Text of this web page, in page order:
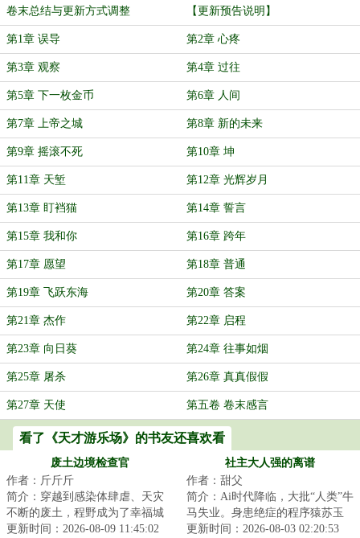
卷末总结与更新方式调整 【更新预告说明】
第1章 误导 第2章 心疼
第3章 观察 第4章 过往
第5章 下一枚金币 第6章 人间
第7章 上帝之城 第8章 新的未来
第9章 摇滚不死 第10章 坤
第11章 天堑 第12章 光辉岁月
第13章 盯裆猫 第14章 誓言
第15章 我和你 第16章 跨年
第17章 愿望 第18章 普通
第19章 飞跃东海 第20章 答案
第21章 杰作 第22章 启程
第23章 向日葵 第24章 往事如烟
第25章 屠杀 第26章 真真假假
第27章 天使 第五卷 卷末感言
看了《天才游乐场》的书友还喜欢看
废土边境检查官
作者：斤斤斤
简介：穿越到感染体肆虐、天灾
不断的废土，程野成为了幸福城
的边境检查官。每一个想要加入
更新时间：2026-08-09 11:45:02
社主大人强的离谱
作者：甜父
简介：Ai时代降临，大批“人类”牛
马失业。身患绝症的程序猿苏玉
阳，成为失业大军中的一员，好
更新时间：2026-08-03 02:20:53